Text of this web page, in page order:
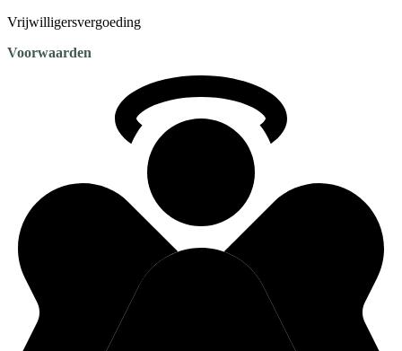
Vrijwilligersvergoeding
Voorwaarden